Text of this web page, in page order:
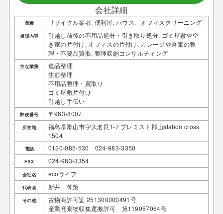
会社詳細
業種 リサイクル業者, 便利屋, ハウス、オフィスクリーニング
相談内容
引越し前後の不用品処分・引き取り処分, ゴミ屋敷や空
き家の片付け, オフィスの片付け, ガレージや倉庫の整
理・不要品買取, 整理収納コンサルティング
主な業務
遺品整理
生前整理
不用品整理・買取り
ゴミ屋敷片付け
引越し手伝い
郵便番号 〒963-8007
所在地
福島県郡山市字大名艮1-7 プレミスト郡山station cross
1504
電話 0120-085-530 024-983-3350
FAX 024-983-3354
会社名 ecoライフ
代表者 新井 伸策
その他
古物商許可証 251300000491号
産業廃棄物収集運搬許可 第119057064号